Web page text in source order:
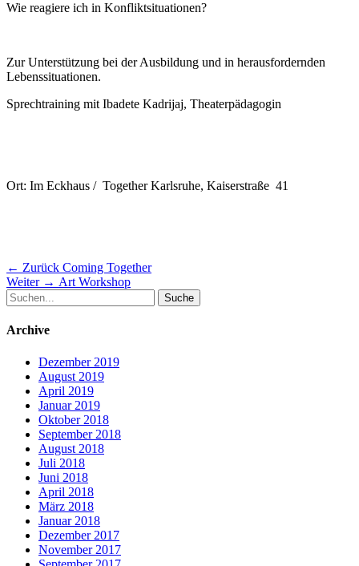
Wie reagiere ich in Konfliktsituationen?
Zur Unterstützung bei der Ausbildung und in herausfordernden
Lebenssituationen.
Sprechtraining mit Ibadete Kadrijaj, Theaterpädagogin
Ort: Im Eckhaus / Together Karlsruhe, Kaiserstraße 41
Beitragsnavigation
← Zurück Vorheriger
Beitrag:
Coming Together
Weiter → Nächster
Art Workshop
Suche
nach:
Archive
Dezember 2019
August 2019
April 2019
Januar 2019
Oktober 2018
September 2018
August 2018
Juli 2018
Juni 2018
April 2018
März 2018
Januar 2018
Dezember 2017
November 2017